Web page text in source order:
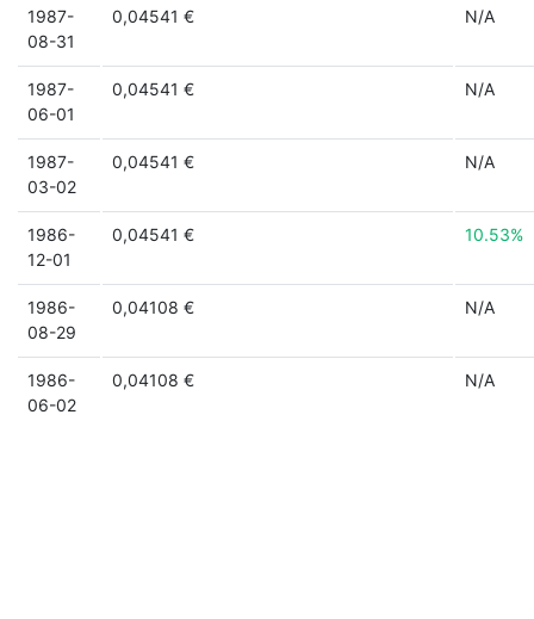
1987-
08-31
0,04541 € N/A
1987-
06-01
0,04541 € N/A
1987-
03-02
0,04541 € N/A
1986-
12-01
0,04541 € 10.53%
1986-
08-29
0,04108 € N/A
1986-
06-02
0,04108 € N/A